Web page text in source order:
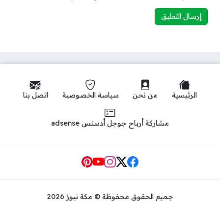
الرئيسية من نحن سياسة الخصوصية اتصل بنا
مشاركة أرباح جوجل أدسنس adsense
Social Links
جميع الحقوق محفوظة © مكة نيوز 2026